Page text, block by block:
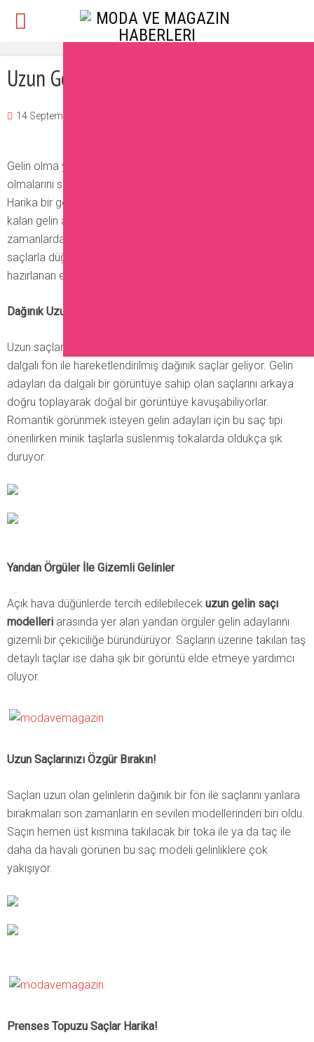
Uzun Gelin Saçı Modelleri
14 September 2016
Gelin olma yolunda gün sayan adayların düğün günü kusursuz
olmalarını sağlayan detaylardan biri de saç modelleri oluyor.
Harika bir gelin olmak adına saç modelleri arasında kararsız
kalan gelin adaylarının büyük bir çoğunluğu ise son
zamanlarda
saçlarla düğününün gözdesi olmak isteyen gelin adayları için
hazırlanan en farklı modelleri ise sizler için bir araya getirdik.
Dağınık Uzun Saçlar İle Doğal Güzellik!
Uzun saçlar ile yapılabilecek en gözde modellerin başında
dalgalı fön ile hareketlendirilmiş dağınık saçlar geliyor. Gelin
adayları da dalgalı bir görüntüye sahip olan saçlarını arkaya
doğru toplayarak doğal bir görüntüye kavuşabiliyorlar.
Romantik görünmek isteyen gelin adayları için bu saç tipi
önerilirken minik taşlarla süslenmiş tokalarda oldukça şık
duruyor.
Yandan Örgüler İle Gizemli Gelinler
Açık hava düğünlerde tercih edilebilecek uzun gelin saçı
modelleri arasında yer alan yandan örgüler gelin adaylarını
gizemli bir çekiciliğe büründürüyor. Saçların üzerine takılan taş
detaylı taçlar ise daha şık bir görüntü elde etmeye yardımcı
oluyor.
Uzun Saçlarınızı Özgür Bırakın!
Saçları uzun olan gelinlerin dağınık bir fön ile saçlarını yanlara
bırakmaları son zamanların en sevilen modellerinden biri oldu.
Saçın hemen üst kısmına takılacak bir toka ile ya da taç ile
daha da havalı görünen bu saç modeli gelinliklere çok
yakışıyor.
Prenses Topuzu Saçlar Harika!